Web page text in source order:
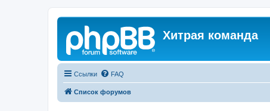
Хитрая команда
Ссылки FAQ
Список форумов